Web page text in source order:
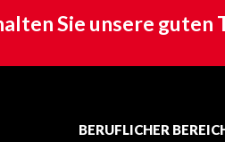
Sie unsere guten
BERUFLICHER